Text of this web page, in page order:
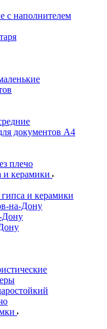
с наполнителем
документов А4
плечо
и керамики
и керамики
на-Дону
Дону